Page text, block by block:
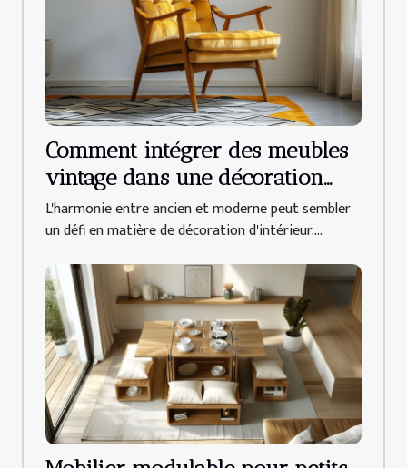
Comment intégrer des meubles
vintage dans une décoration
moderne
L'harmonie entre ancien et moderne peut sembler
un défi en matière de décoration d'intérieur....